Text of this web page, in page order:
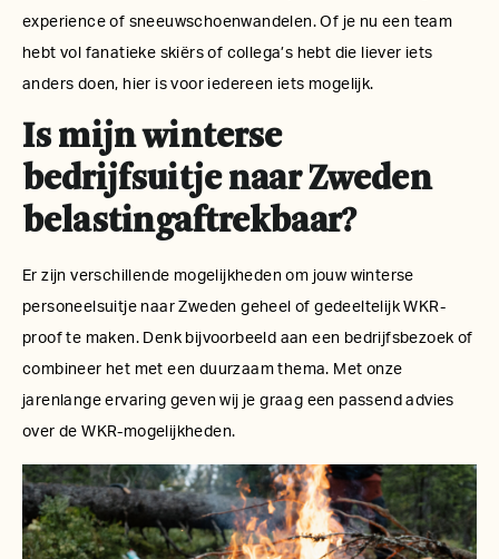
experience of sneeuwschoenwandelen. Of je nu een team
hebt vol fanatieke skiërs of collega’s hebt die liever iets
anders doen, hier is voor iedereen iets mogelijk.
Is mijn winterse
bedrijfsuitje naar Zweden
belastingaftrekbaar?
Er zijn verschillende mogelijkheden om jouw winterse
personeelsuitje naar Zweden geheel of gedeeltelijk WKR-
proof te maken. Denk bijvoorbeeld aan een bedrijfsbezoek of
combineer het met een duurzaam thema. Met onze
jarenlange ervaring geven wij je graag een passend advies
over de WKR-mogelijkheden.